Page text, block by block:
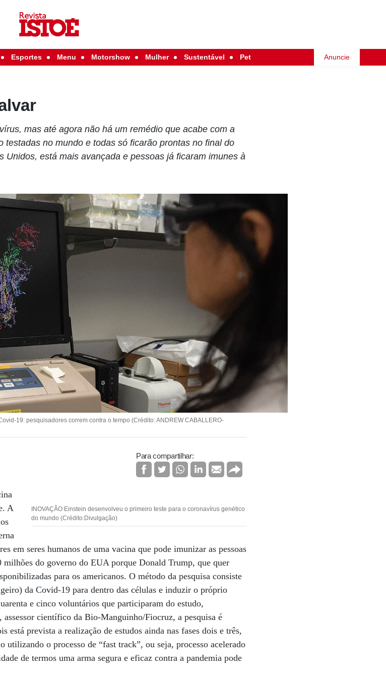
Esportes Menu Motorshow Mulher Sustentável Pet Anuncie
mas até agora não há um remédio que acabe com a
testadas no mundo e todas só ficarão prontas no final do
Unidos, está mais avançada e pessoas já ficaram imunes à
19: pesquisadores correm contra o tempo (Crédito: ANDREW CABALLERO-
Para compartilhar:
INOVAÇÃO Einstein desenvolveu o primeiro teste para o coronavírus genético
do mundo (Crédito:Divulgação)
A
em seres humanos de uma vacina que pode imunizar as pessoas
milhões do governo do EUA porque Donald Trump, que quer
para os americanos. O método da pesquisa consiste
da Covid-19 para dentro das células e induzir o próprio
e cinco voluntários que participaram do estudo,
científico da Bio-Manguinho/Fiocruz, a pesquisa é
está prevista a realização de estudos ainda nas fases dois e três,
utilizando o processo de “fast track”, ou seja, processo acelerado
de termos uma arma segura e eficaz contra a pandemia pode